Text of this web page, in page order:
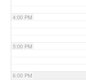
4:00 PM
5:00 PM
6:00 PM